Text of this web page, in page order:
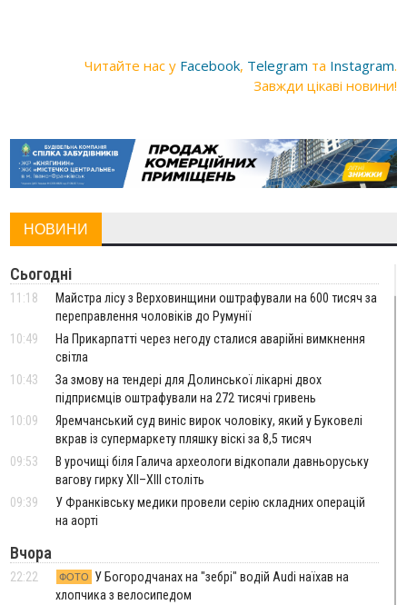
Читайте нас у Facebook, Telegram та Instagram.
Завжди цікаві новини!
НОВИНИ
Сьогодні
11:18
Майстра лісу з Верховинщини оштрафували на 600 тисяч за
переправлення чоловіків до Румунії
10:49
На Прикарпатті через негоду сталися аварійні вимкнення
світла
10:43
За змову на тендері для Долинської лікарні двох
підприємців оштрафували на 272 тисячі гривень
10:09
Яремчанський суд виніс вирок чоловіку, який у Буковелі
вкрав із супермаркету пляшку віскі за 8,5 тисяч
09:53
В урочищі біля Галича археологи відкопали давньоруську
вагову гирку XII–XIII століть
09:39
У Франківську медики провели серію складних операцій
на аорті
Вчора
22:22 ФОТО
У Богородчанах на "зебрі" водій Audi наїхав на
хлопчика з велосипедом